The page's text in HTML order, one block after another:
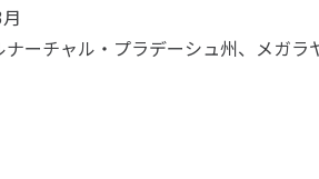
ーチャル・プラデーシュ州、メガラ